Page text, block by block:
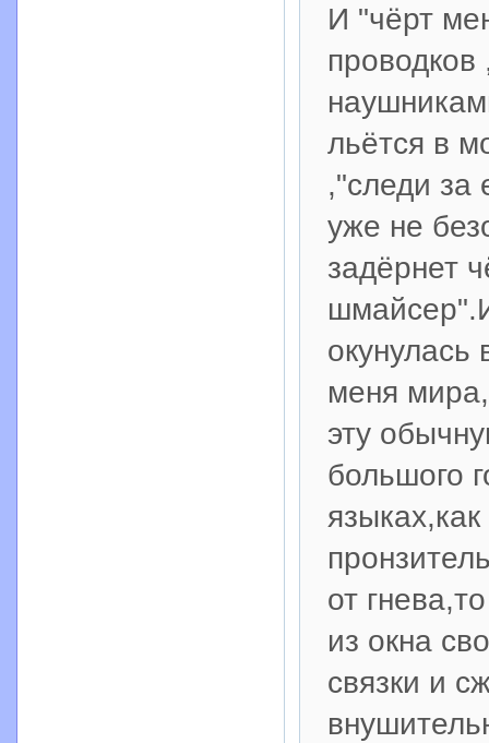
И "чёрт
льётся в
,"следи за
уже не
задёрнет
окунулась
меня
эту
большого
от
из окна
связки и